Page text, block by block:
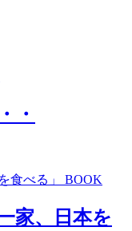
・
BOOK
家、日本を